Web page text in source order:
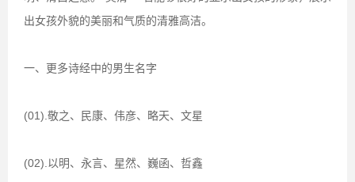
出女孩外貌的美丽和气质的清雅高洁。
一、更多诗经中的男生名字
(01).敬之、民康、伟彦、略天、文星
(02).以明、永言、星然、巍函、哲鑫